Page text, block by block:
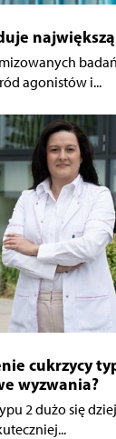
agonistów i...
cukrzycy
wyzwania?
2 dużo się